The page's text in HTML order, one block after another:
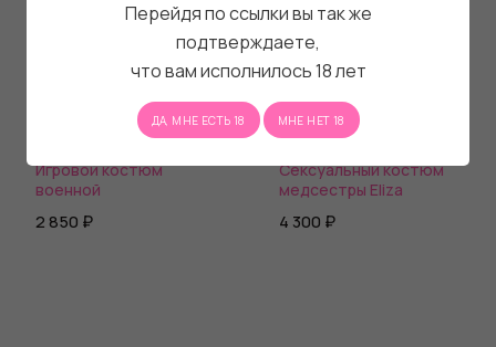
Игровой костюм
военной
2 850 ₽
Сексуальный костюм
медсестры Eliza
4 300 ₽
Перейдя по ссылки вы так же
подтверждаете,
что вам исполнилось 18 лет
ДА, МНЕ ЕСТЬ 18 МНЕ НЕТ 18